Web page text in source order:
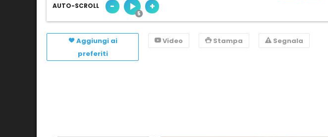
AUTO-SCROLL - +
Aggiungi ai
preferiti
Video Stampa Segnala